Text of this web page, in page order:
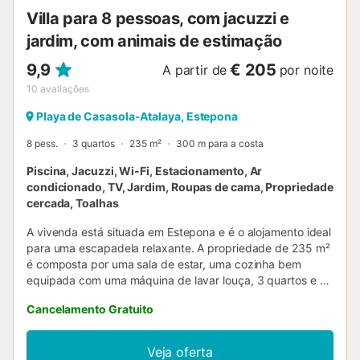
Villa para 8 pessoas, com jacuzzi e
jardim, com animais de estimação
9,9
10 avaliações
A partir de € 205 por noite
Playa de Casasola-Atalaya, Estepona
8 pess. 3 quartos 235 m² 300 m para a costa
Piscina, Jacuzzi, Wi-Fi, Estacionamento, Ar
condicionado, TV, Jardim, Roupas de cama, Propriedade
cercada, Toalhas
A vivenda está situada em Estepona e é o alojamento ideal
para uma escapadela relaxante. A propriedade de 235 m²
é composta por uma sala de estar, uma cozinha bem
equipada com uma máquina de lavar louça, 3 quartos e 2
portanto, acomodar 8 pessoas. Os sofás-cama podem ser
usados para até 2 crianças cada. As comodidades
adicionais incluem Wi-Fi de alta velocidade (adequado
Cancelamento Gratuito
Veja oferta